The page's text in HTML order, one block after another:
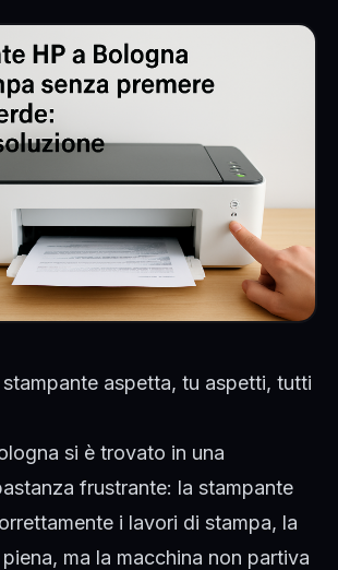
aspetta, tu aspetti, tutti
si è trovato in una
frustrante: la stampante
i lavori di stampa, la
ma la macchina non partiva